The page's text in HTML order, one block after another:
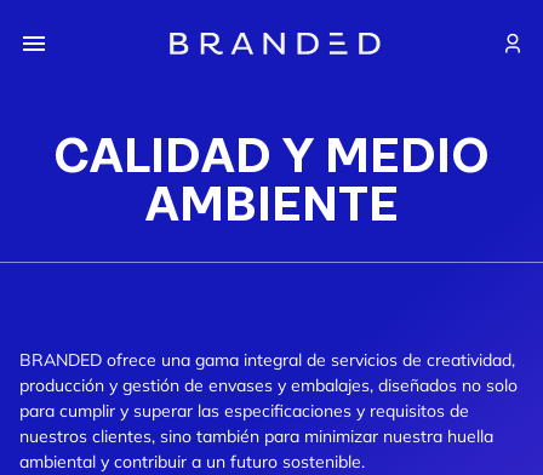
CALIDAD Y MEDIO
AMBIENTE
BRANDED ofrece una gama integral de servicios de creatividad,
producción y gestión de envases y embalajes, diseñados no solo
para cumplir y superar las especificaciones y requisitos de
nuestros clientes, sino también para minimizar nuestra huella
ambiental y contribuir a un futuro sostenible.